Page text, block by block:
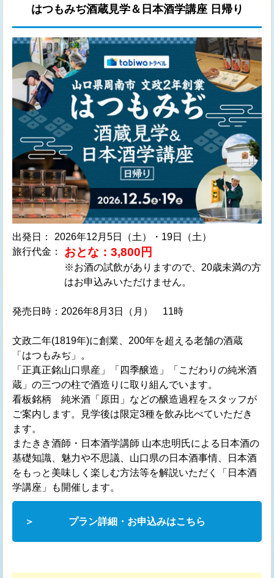
はつもみぢ酒蔵見学＆日本酒学講座 日帰り
出発日：
2026年12月5日（土）・19日（土）
旅行代金：
おとな：3,800円
※お酒の試飲がありますので、20歳未満の方
はお申込みいただけません。
発売日時：2026年8月3日（月） 11時
文政二年(1819年)に創業、200年を超える老舗の酒蔵
「はつもみぢ」。
「正真正銘山口県産」「四季醸造」「こだわりの純米酒
蔵」の三つの柱で酒造りに取り組んでいます。
看板銘柄 純米酒「原田」などの醸造過程をスタッフが
ご案内します。見学後は限定3種を飲み比べていただき
ます。
またきき酒師・日本酒学講師 山本忠明氏による日本酒の
基礎知識、魅力や不思議、山口県の日本酒事情、日本酒
をもっと美味しく楽しむ方法等を解説いただく「日本酒
学講座」も開催します。
プラン詳細・お申込みはこちら